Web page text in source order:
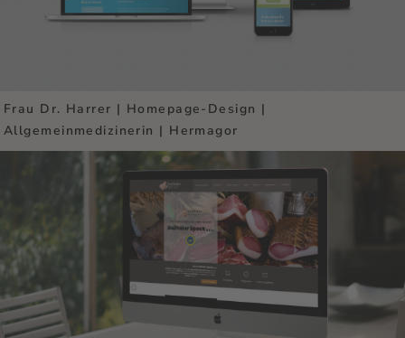
Frau Dr. Harrer | Homepage-Design |
Allgemeinmedizinerin | Hermagor